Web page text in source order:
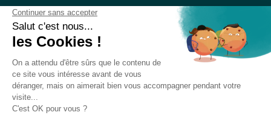
Location appartement Ile de France
Location appartement Centre Val de Loire
Location appartement Occitanie
Location appartement Provence Alpes Côte d'Azur
Location appartement Corse